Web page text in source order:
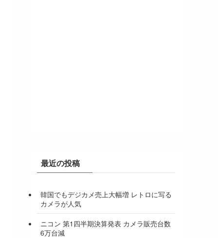
最近の投稿
韓国でもデジカメ売上大幅増 レトロに写る
カメラが人気
ニコン 第1四半期決算発表 カメラ販売台数
6万台減